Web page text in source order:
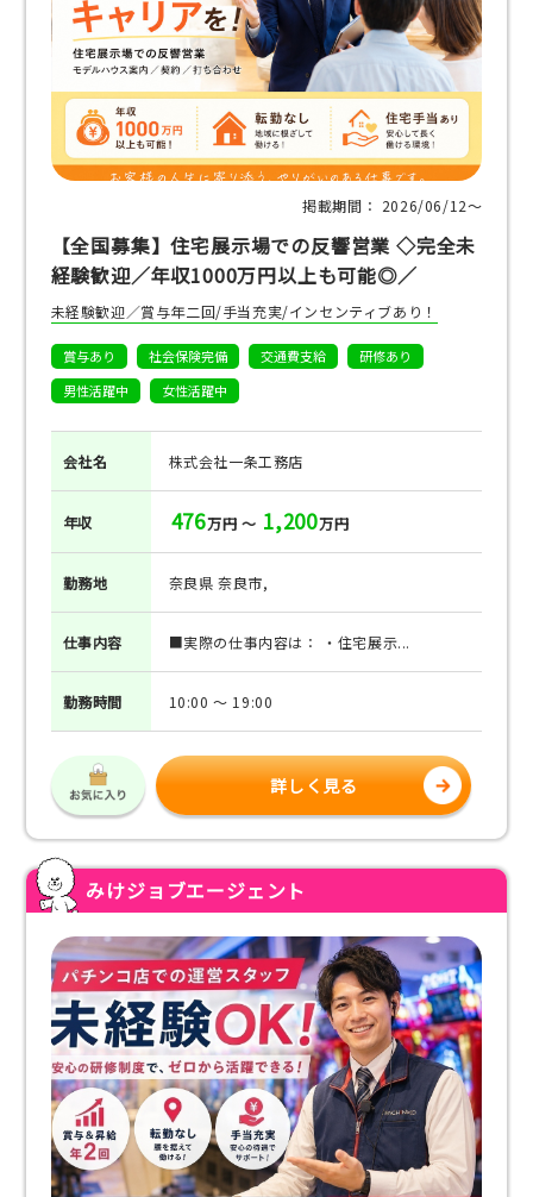
掲載期間： 2026/06/12〜
【全国募集】住宅展示場での反響営業 ◇完全未
経験歓迎／年収1000万円以上も可能◎／
未経験歓迎／賞与年二回/手当充実/インセンティブあり！
賞与あり 社会保険完備 交通費支給
研修あり
男性活躍中
女性活躍中
会社名 株式会社一条工務店
年収 476万円 ～ 1,200万円
勤務地 奈良県 奈良市,
仕事内容 ■実際の仕事内容は： ・住宅展示...
勤務時間 10:00 ～ 19:00
詳しく見る
みけジョブエージェント